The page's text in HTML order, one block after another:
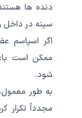
دنده ها
سینه در
اگر اسپاسم
ممکن است
شود.
مجدداً تکرار